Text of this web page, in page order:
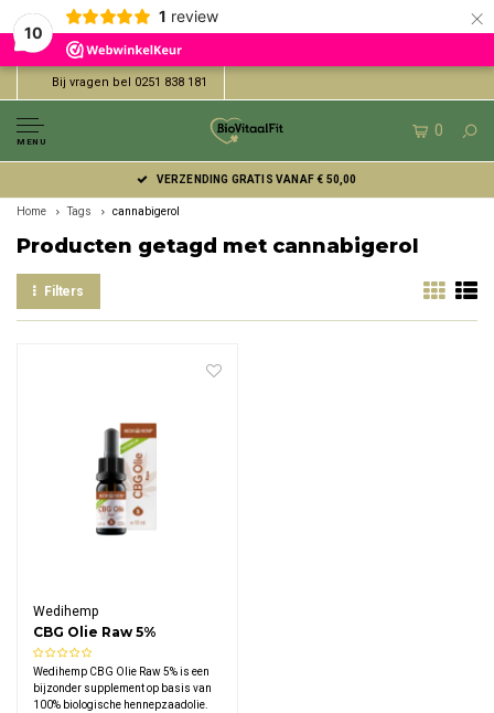
10
1 review ×
Bij vragen bel 0251 838 181
MENU
0
VERZENDING GRATIS VANAF € 50,00
Home Tags cannabigerol
Producten getagd met cannabigerol
Filters
Wedihemp
CBG Olie Raw 5%
Wedihemp CBG Olie Raw 5% is een
bijzonder supplement op basis van
100% biologische hennepzaadolie.